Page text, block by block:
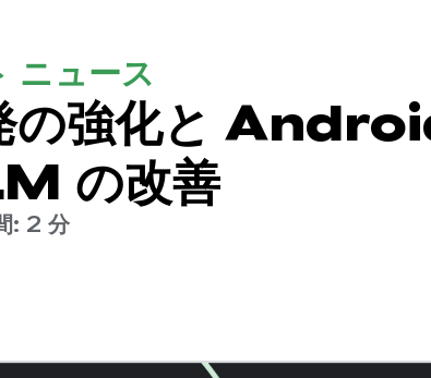
ニュース
の強化と
の改善
: 2 分